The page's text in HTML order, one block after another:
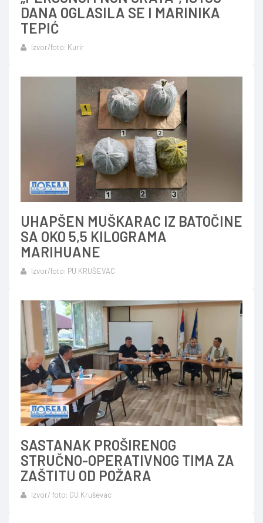
DANA OGLASILA SE I MARINIKA
TEPIĆ
Izvor/foto: Kurir
UHAPŠEN MUŠKARAC IZ BATOČINE
SA OKO 5,5 KILOGRAMA
MARIHUANE
Izvor/foto: PU KRUŠEVAC
SASTANAK PROŠIRENOG
STRUČNO-OPERATIVNOG TIMA ZA
ZAŠTITU OD POŽARA
Izvor/ foto: GU Kruševac